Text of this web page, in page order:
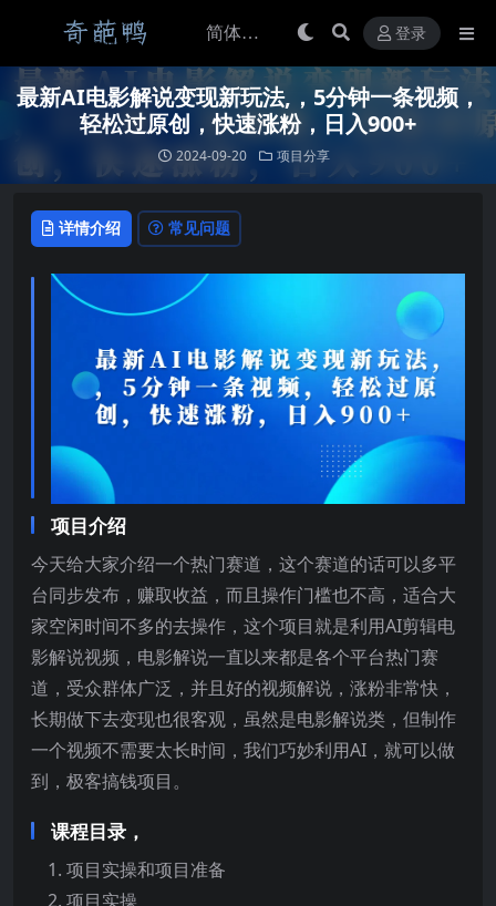
登录
最新AI电影解说变现新玩法,，5分钟一条视频，
轻松过原创，快速涨粉，日入900+
2024-09-20 项目分享
详情介绍 常见问题
项目介绍
今天给大家介绍一个热门赛道，这个赛道的话可以多平
台同步发布，赚取收益，而且操作门槛也不高，适合大
家空闲时间不多的去操作，这个项目就是利用AI剪辑电
影解说视频，电影解说一直以来都是各个平台热门赛
道，受众群体广泛，并且好的视频解说，涨粉非常快，
长期做下去变现也很客观，虽然是电影解说类，但制作
一个视频不需要太长时间，我们巧妙利用AI，就可以做
到，极客搞钱项目。
课程目录，
项目实操和项目准备
项目实操